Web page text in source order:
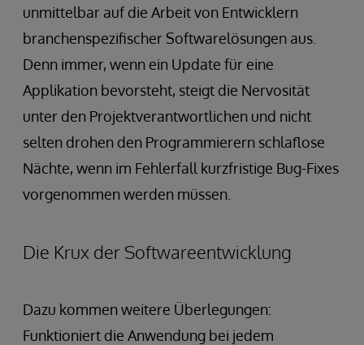
unmittelbar auf die Arbeit von Entwicklern
branchenspezifischer Softwarelösungen aus.
Denn immer, wenn ein Update für eine
Applikation bevorsteht, steigt die Nervosität
unter den Projektverantwortlichen und nicht
selten drohen den Programmierern schlaflose
Nächte, wenn im Fehlerfall kurzfristige Bug-Fixes
vorgenommen werden müssen.
Die Krux der Softwareentwicklung
Dazu kommen weitere Überlegungen:
Funktioniert die Anwendung bei jedem